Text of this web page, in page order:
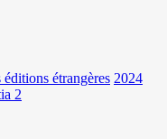
étrangères 2024
2